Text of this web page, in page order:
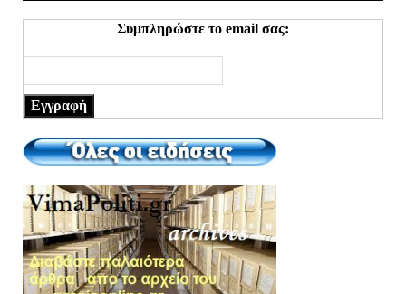
Συμπληρώστε το email σας:
Εγγραφή